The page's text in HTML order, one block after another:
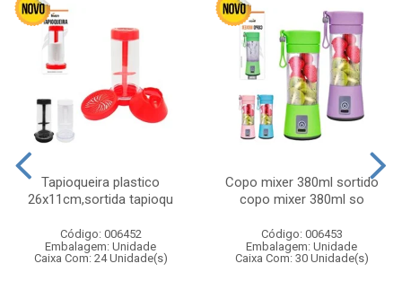
Tapioqueira plastico
26x11cm,sortida tapioqu
Código: 006452
Embalagem: Unidade
Caixa Com: 24 Unidade(s)
Copo mixer 380ml sortido
copo mixer 380ml so
Código: 006453
Embalagem: Unidade
Caixa Com: 30 Unidade(s)